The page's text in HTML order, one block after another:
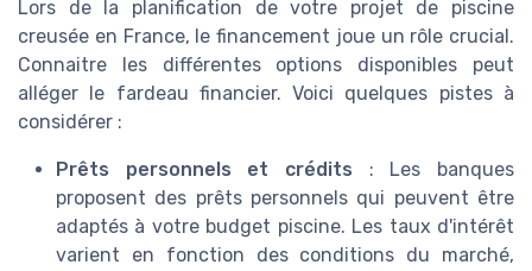
Lors de la planification de votre projet de piscine
creusée en France, le financement joue un rôle crucial.
Connaitre les différentes options disponibles peut
alléger le fardeau financier. Voici quelques pistes à
considérer :
Prêts personnels et crédits : Les banques
proposent des prêts personnels qui peuvent être
adaptés à votre budget piscine. Les taux d'intérêt
varient en fonction des conditions du marché,